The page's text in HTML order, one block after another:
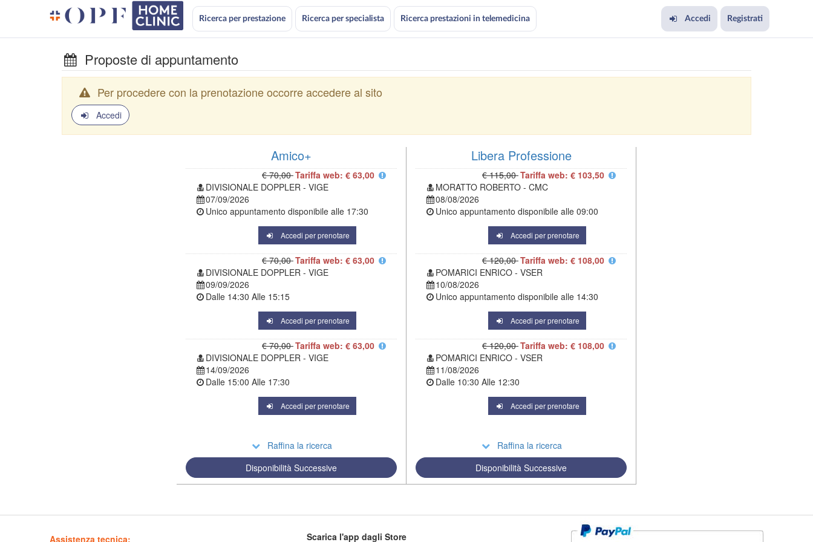
Ricerca per prestazione Ricerca per specialista Ricerca prestazioni in telemedicina Accedi Registrati
Proposte di appuntamento
Per procedere con la prenotazione occorre accedere al sito
Accedi
Amico+
€ 70,00Tariffa web: € 63,00
DIVISIONALE DOPPLER - VIGE
07/09/2026
Unico appuntamento disponibile alle 17:30
Accedi per prenotare
€ 70,00Tariffa web: € 63,00
DIVISIONALE DOPPLER - VIGE
09/09/2026
Dalle 14:30 Alle 15:15
Accedi per prenotare
€ 70,00Tariffa web: € 63,00
DIVISIONALE DOPPLER - VIGE
14/09/2026
Dalle 15:00 Alle 17:30
Accedi per prenotare
Raffina la ricerca
Disponibilità Successive
Libera Professione
€ 115,00Tariffa web: € 103,50
MORATTO ROBERTO - CMC
08/08/2026
Unico appuntamento disponibile alle 09:00
Accedi per prenotare
€ 120,00Tariffa web: € 108,00
POMARICI ENRICO - VSER
10/08/2026
Unico appuntamento disponibile alle 14:30
Accedi per prenotare
€ 120,00Tariffa web: € 108,00
POMARICI ENRICO - VSER
11/08/2026
Dalle 10:30 Alle 12:30
Accedi per prenotare
Raffina la ricerca
Disponibilità Successive
Assistenza tecnica: Scarica l'app dagli Store